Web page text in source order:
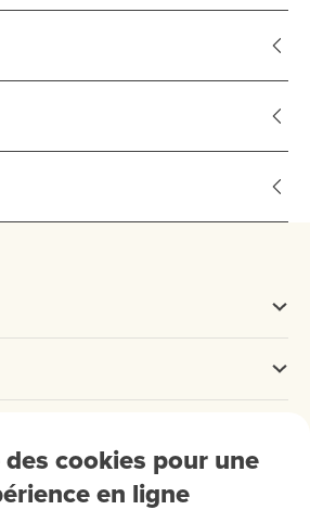
cookies pour une
en ligne
d’hiver